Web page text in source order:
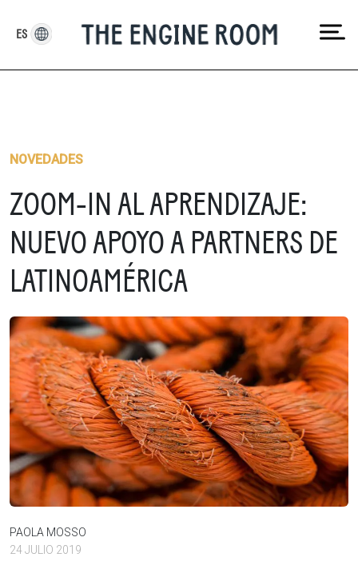
content
NOVEDADES
ZOOM-IN AL APRENDIZAJE:
NUEVO APOYO A PARTNERS DE
LATINOAMÉRICA
PAOLA MOSSO
24 JULIO 2019
ES